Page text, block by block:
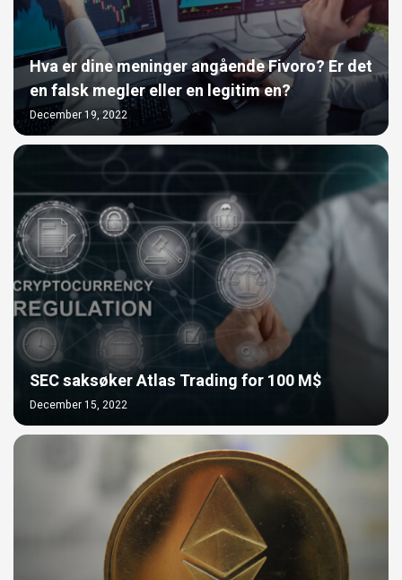
Hva er dine meninger angående Fivoro? Er det
en falsk megler eller en legitim en?
December 19, 2022
SEC saksøker Atlas Trading for 100 M$
December 15, 2022